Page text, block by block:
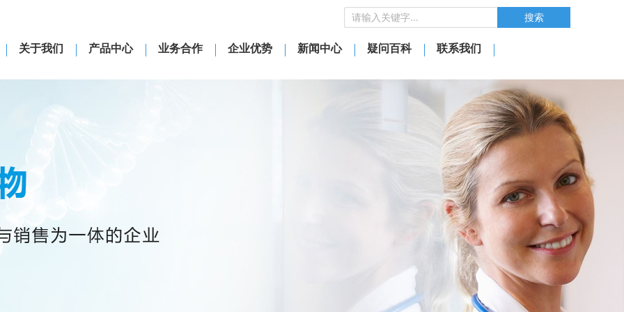
搜索
关于我们 产品中心 业务合作 企业优势 新闻中心 疑问百科 联系我们